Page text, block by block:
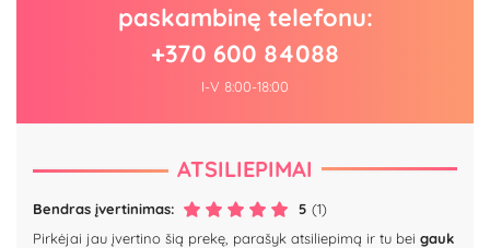
paskambinę telefonu:
+370 600 84088
I-V 8:00-18:00
ATSILIEPIMAI
Bendras įvertinimas: 5 (1)
Pirkėjai jau įvertino šią prekę, parašyk atsiliepimą ir tu bei gauk